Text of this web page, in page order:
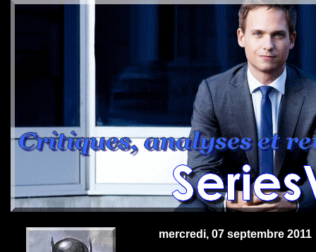
mercredi, 07 septembre 2011